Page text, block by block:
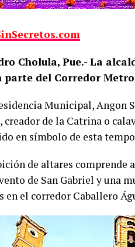
Cholula, Pue.- La
del Corredor
Municipal, Angon
creador de la Catrina o
en símbolo de esta
de altares comprende
de San Gabriel y una
en el corredor Caballero